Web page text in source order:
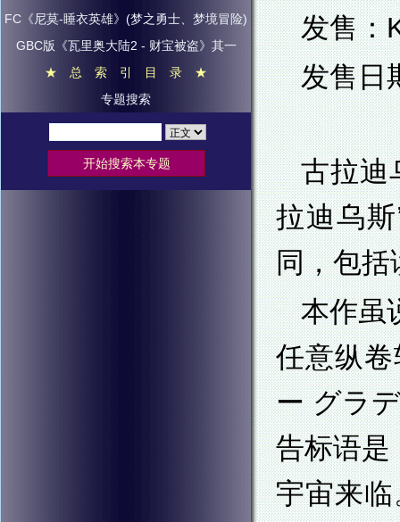
发售：
发售日
古拉迪
拉迪乌
同，包括
本作虽
任意纵
ー グラ
告标语
宇宙来
FC《尼莫-睡衣英雄》(梦之勇士、梦境冒险)
GBC版《瓦里奥大陆2 - 财宝被盗》其一
★ 总 索 引 目 录 ★
专题搜索